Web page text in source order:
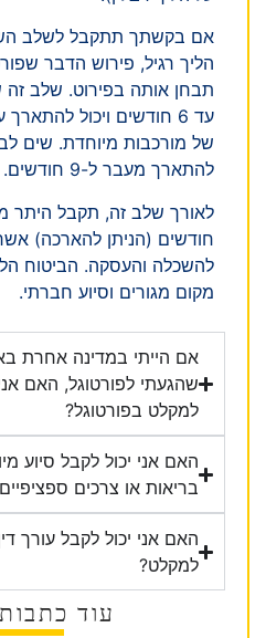
אם בקשתך תתקבל לשלב
תבחן אותה בפירוט. שלב זה
של מורכבות מיוחדת. שים
להתארך מעבר ל-9 חודשים.
חודשים (הניתן להארכה)
להשכלה והעסקה. הביטוח
מקום מגורים וסיוע חברתי.
אם הייתי במדינה אחרת
שהגעתי לפורטוגל, האם
למקלט בפורטוגל?
האם אני יכול לקבל סיוע
בריאות או צרכים
האם אני יכול לקבל עורך
למקלט?
עוד